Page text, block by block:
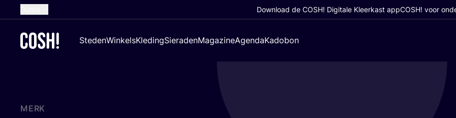
French
Croatian
Download de COSH! Digitale Kleerkast appCOSH! voor
StedenWinkelsKledingSieradenMagazineAgendaKadobon
MERK